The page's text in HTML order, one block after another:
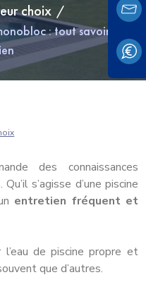
choix
: tout savoir sur
des connaissances
s’agisse d’une piscine
entretien fréquent et
de piscine propre et
que d’autres.